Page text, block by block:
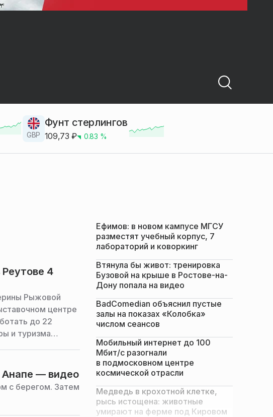
GBP
Фунт стерлингов
109,73 ₽ 0.83 %
4
Рыжовой
центре
до 22
и туризма
Анапе — видео
с берегом. Затем
Ефимов: в новом кампусе МГСУ
разместят учебный корпус, 7
лабораторий и коворкинг
Втянула бы живот: тренировка
Бузовой на крыше в Ростове-на-
Дону попала на видео
BadComedian объяснил пустые
залы на показах «Колобка»
числом сеансов
Мобильный интернет до 100
Мбит/с разогнали
в подмосковном центре
космической отрасли
Медведь в крохотной клетке,
рысь истощена: животные
умирают на ферме под Кировом